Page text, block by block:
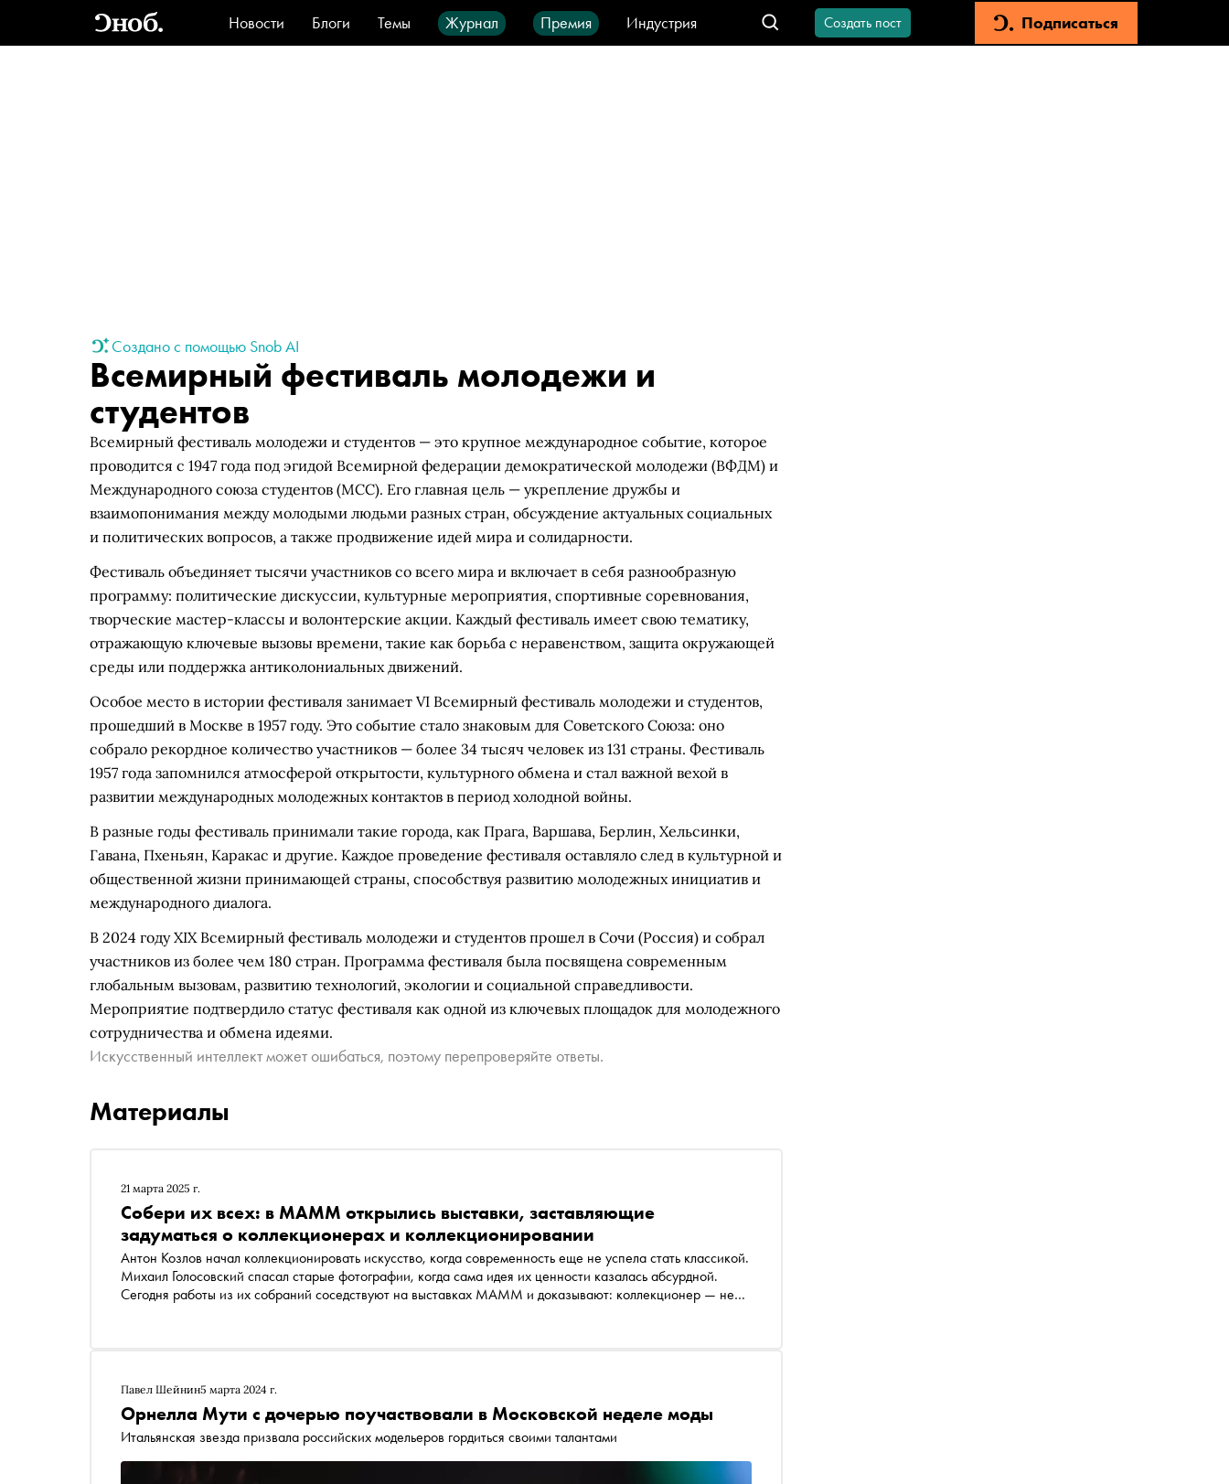
Новости Блоги Темы Журнал Премия
Индустрия
Стиль
Видео Город IT-продукты
Создать пост Подписаться
Создано с помощью Snob AI
Всемирный фестиваль молодежи и
студентов
Всемирный фестиваль молодежи и студентов — это крупное международное событие, которое
проводится с 1947 года под эгидой Всемирной федерации демократической молодежи (ВФДМ) и
Международного союза студентов (МСС). Его главная цель — укрепление дружбы и
взаимопонимания между молодыми людьми разных стран, обсуждение актуальных социальных
и политических вопросов, а также продвижение идей мира и солидарности.
Фестиваль объединяет тысячи участников со всего мира и включает в себя разнообразную
программу: политические дискуссии, культурные мероприятия, спортивные соревнования,
творческие мастер-классы и волонтерские акции. Каждый фестиваль имеет свою тематику,
отражающую ключевые вызовы времени, такие как борьба с неравенством, защита окружающей
среды или поддержка антиколониальных движений.
Особое место в истории фестиваля занимает VI Всемирный фестиваль молодежи и студентов,
прошедший в Москве в 1957 году. Это событие стало знаковым для Советского Союза: оно
собрало рекордное количество участников — более 34 тысяч человек из 131 страны. Фестиваль
1957 года запомнился атмосферой открытости, культурного обмена и стал важной вехой в
развитии международных молодежных контактов в период холодной войны.
В разные годы фестиваль принимали такие города, как Прага, Варшава, Берлин, Хельсинки,
Гавана, Пхеньян, Каракас и другие. Каждое проведение фестиваля оставляло след в культурной и
общественной жизни принимающей страны, способствуя развитию молодежных инициатив и
международного диалога.
В 2024 году XIX Всемирный фестиваль молодежи и студентов прошел в Сочи (Россия) и собрал
участников из более чем 180 стран. Программа фестиваля была посвящена современным
глобальным вызовам, развитию технологий, экологии и социальной справедливости.
Мероприятие подтвердило статус фестиваля как одной из ключевых площадок для молодежного
сотрудничества и обмена идеями.
Искусственный интеллект может ошибаться, поэтому перепроверяйте ответы.
Материалы
21 марта 2025 г.
Собери их всех: в МАММ открылись выставки, заставляющие
задуматься о коллекционерах и коллекционировании
Антон Козлов начал коллекционировать искусство, когда современность еще не успела стать классикой.
Михаил Голосовский спасал старые фотографии, когда сама идея их ценности казалась абсурдной.
Сегодня работы из их собраний соседствуют на выставках МАММ и доказывают: коллекционер — не
Павел Шейнин5 марта 2024 г.
Орнелла Мути с дочерью поучаствовали в Московской неделе моды
Итальянская звезда призвала российских модельеров гордиться своими талантами